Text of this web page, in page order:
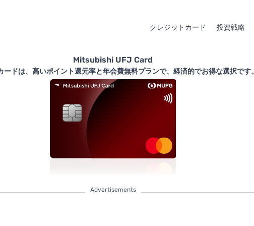
クレジットカード 投資戦略
Mitsubishi UFJ Card
ドは、高いポイント還元率と年会費無料プランで、経済的でお得な選択です。
Advertisements